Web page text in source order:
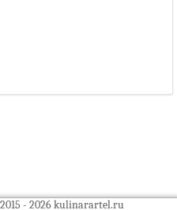
- 2026 kulinarartel.ru